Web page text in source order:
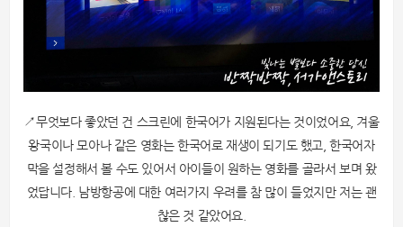
↗무엇보다 좋았던 건 스크린에 한국어가 지원된다는 것이었어요, 겨울
왕국이나 모아나 같은 영화는 한국어로 재생이 되기도 했고, 한국어자
막을 설정해서 볼 수도 있어서 아이들이 원하는 영화를 골라서 보며 왔
었답니다. 남방항공에 대한 여러가지 우려를 참 많이 들었지만 저는 괜
찮은 것 같았어요.